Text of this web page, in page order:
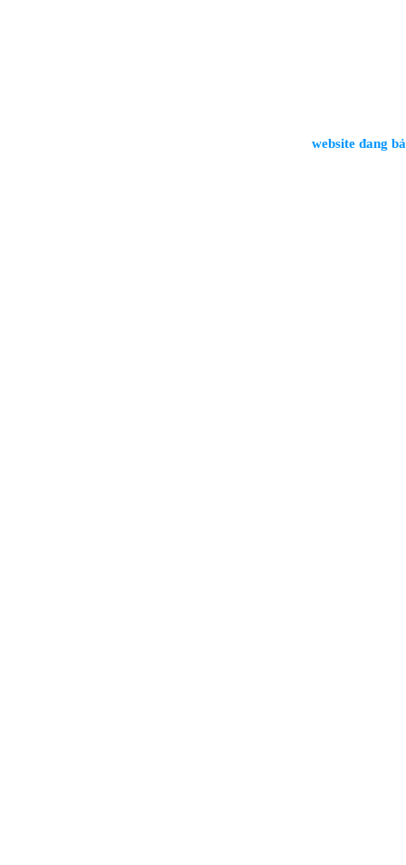
website đang